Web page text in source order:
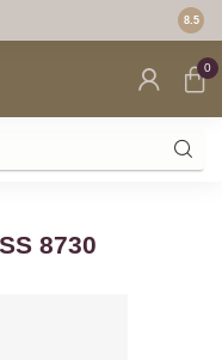
Voor
8.5
0
8730